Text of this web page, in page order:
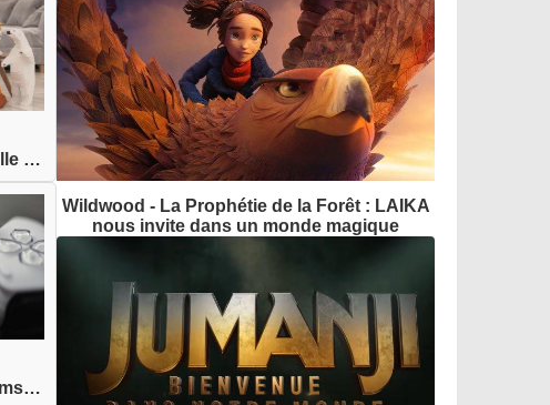
JEKCA : la Brique Nouvelle Génération pour Adult...
Jeux vidéo adaptés de films : quand une adaptati...
Wildwood - La Prophétie de la Forêt : LAIKA
nous invite dans un monde magique